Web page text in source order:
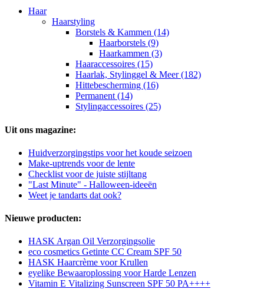
Haar
Haarstyling
Borstels & Kammen (14)
Haarborstels (9)
Haarkammen (3)
Haaraccessoires (15)
Haarlak, Stylinggel & Meer (182)
Hittebescherming (16)
Permanent (14)
Stylingaccessoires (25)
Uit ons magazine:
Huidverzorgingstips voor het koude seizoen
Make-uptrends voor de lente
Checklist voor de juiste stijltang
"Last Minute" - Halloween-ideeën
Weet je tandarts dat ook?
Nieuwe producten:
HASK Argan Oil Verzorgingsolie
eco cosmetics Getinte CC Cream SPF 50
HASK Haarcrème voor Krullen
eyelike Bewaaroplossing voor Harde Lenzen
Vitamin E Vitalizing Sunscreen SPF 50 PA++++